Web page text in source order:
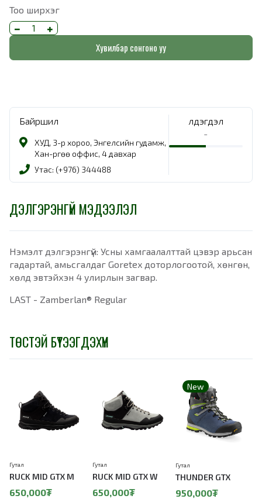
Тоо ширхэг
Хувилбар сонгоно уу
Байршил
ХУД, 3-р хороо, Энгелсийн гудамж,
Хан-Өргөө оффис, 4 давхар
Утас: (+976) 344488
Үлдэгдэл
-
ДЭЛГЭРЭНГҮЙ МЭДЭЭЛЭЛ
Нэмэлт дэлгэрэнгүй: Усны хамгаалалттай цэвэр арьсан
гадартай, амьсгалдаг Goretex доторлогоотой, хөнгөн,
хөлд эвтэйхэн 4 улирлын загвар.
LAST - Zamberlan® Regular
ТӨСТЭЙ БҮТЭЭГДЭХҮҮН
RUCK MID GTX M
Гутал
650,000₮
RUCK MID GTX W
Гутал
650,000₮
New
THUNDER GTX
Гутал
950,000₮